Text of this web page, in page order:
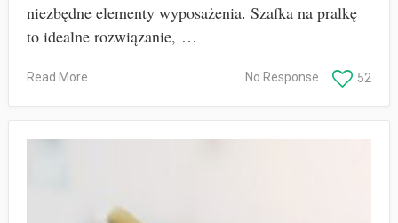
niezbędne elementy wyposażenia. Szafka na pralkę
to idealne rozwiązanie, …
Read More 52
No Response